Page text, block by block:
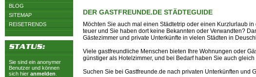
BLOG
SITEMAP
REISETRENDS
Sie sind ein anonymer
Benutzer und können
sich hier anmelden
DER GASTFREUNDE.DE STÄDTEGUIDE
Möchten Sie auch mal einen Städtetrip oder einen Kurzlurlaub
teuer und Sie haben dort keine Bekannten oder Verwandten?
Gästezimmer und private Unterkünfte in vielen Städten in
Viele gastfreundliche Menschen bieten Ihre Wohnungen oder
günstiger als Hotelzimmer, und bei Bedarf haben Sie auch
Suchen Sie bei Gastfreunde.de nach privaten Unterkünften und